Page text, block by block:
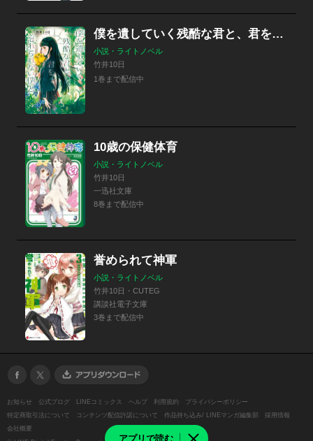
アプリで読む
僕を遺していく残酷な君と、君を忘れられない僕と
小説・ライトノベル
竹井10日
1巻まで配信中
10歳の保健体育
小説・ライトノベル
竹井10日
一迅社文庫
8巻まで配信中
誉められて神軍
小説・ライトノベル
竹井10日・CUTEG
講談社電子文庫
3巻まで配信中
お知らせ 公式ブログ LINEコミックス ヘルプ 利用規約
プライバシーポリシー
特定商取引法について
コンテンツ配信許諾について 作品持ち込み/ LINEマンガ編集部
採用情報
会社概要